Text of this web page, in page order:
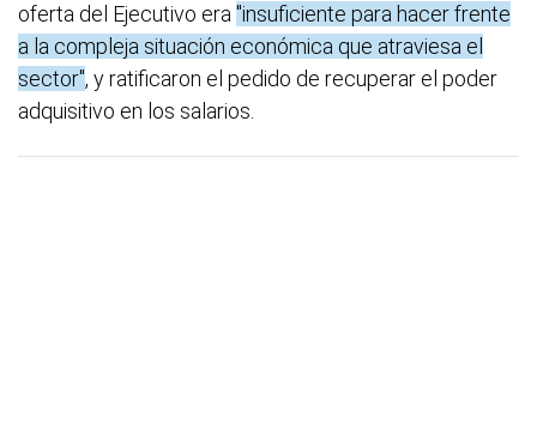
oferta del Ejecutivo era"insuficiente para hacer frente
a la compleja situación económica que atraviesa el
sector", y ratificaron el pedido de recuperar el poder
adquisitivo en los salarios.